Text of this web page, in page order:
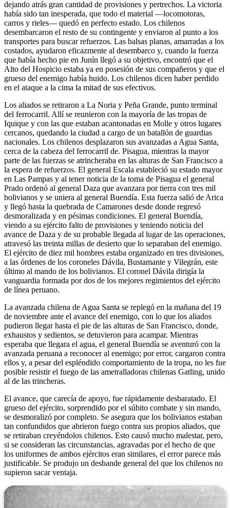
dejando atrás gran cantidad de provisiones y pertrechos. La victoria
había sido tan inesperada, que todo el material —locomotoras,
carros y rieles— quedó en perfecto estado. Los chilenos
desembarcaron el resto de su contingente y enviaron al punto a los
transportes para buscar refuerzos. Las balsas planas, amarradas a los
costados, ayudaron eficazmente al desembarco y, cuando la fuerza
que había hecho pie en Junín llegó a su objetivo, encontró que el
Alto del Hospicio estaba ya en posesión de sus compañeros y que el
grueso del enemigo había huido. Los chilenos dicen haber perdido
en el ataque a la cima la mitad de sus efectivos.
Los aliados se retiraron a La Noria y Peña Grande, punto ter­minal
del ferrocarril. Allí se re­unieron con la mayoría de las tropas de
Iquique y con las que estaban acantonadas en Molle y otros lugares
cercanos, quedando la ciudad a cargo de un batallón de guardias
nacionales. Los chile­nos desplazaron sus avanzadas a Agua Santa,
cerca de la cabeza del ferrocarril de. Pisagua, mientras la mayor
parte de las fuerzas se atrincheraba en las alturas de San Francisco a
la espera de refuer­zos. El general Escala estableció su estado mayor
en Las Pampas y al tener noticia de la toma de Pisagua el general
Prado ordenó al general Daza que avanzara por tierra con tres mil
bolivianos y se uniera al general Buendía. Esta fuerza salió de Arica
y llegó hasta la quebrada de Camarones desde donde regresó
desmoralizada y en pésimas condiciones. El general Buendía,
viendo a su ejército falto de provisiones y teniendo noticia del
avance de Daza y de su proba­ble llegada al lugar de las opera­ciones,
atravesó las treinta millas de desierto que lo separaban del enemigo.
El ejército de diez mil hombres estaba organizado en tres divisiones,
a las órdenes de los coroneles Dávila, Bustamante y Vilegrán, este
último al mando de los bolivianos. El coronel Dá­vila dirigía la
vanguardia formada por dos de los mejores regimien­tos del ejército
de línea peruano.
La avanzada chilena de Agua Santa se replegó en la mañana del 19
de noviembre ante el avance del enemigo, con lo que los aliados
pudieron llegar hasta el pie de las alturas de San Francisco, donde,
exhaustos y sedientos, se detuvieron para acampar. Mientras
esperaba que llegara el agua, el general Buendía se aventuró con la
avanzada peruana a reconocer al enemigo; por error, cargaron contra
ellos y, a pesar del espléndido comportamiento de la tropa, no les fue
posible resistir el fuego de las ametralladoras chilenas Gatling, unido
al de las trincheras.
El avance, que carecía de apoyo, fue rápidamente desbaratado. El
grueso del ejército, sorprendido por el súbito combate y sin mando,
se desmoralizó por completo. Se asegura que los bolivianos estaban
tan confundidos que abrieron fuego contra sus propios aliados, que
se retiraban creyéndolos chilenos. Esto causó mucho malestar, pero,
si se consideran las circunstancias, agravadas por el hecho de que
los uniformes de ambos ejércitos eran similares, el error parece más
justificable. Se produjo un desbande general del que los chilenos no
supieron sacar ventaja.